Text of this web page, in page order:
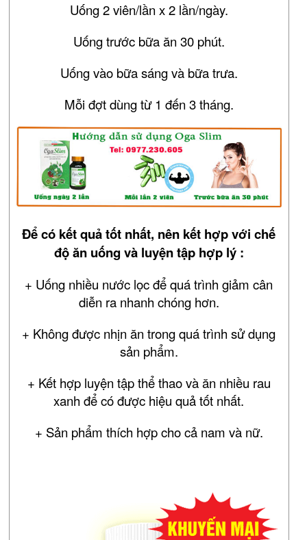
Uống 2 viên/lần x 2 lần/ngày.
Uống trước bữa ăn 30 phút.
Uống vào bữa sáng và bữa trưa.
Mỗi đợt dùng từ 1 đến 3 tháng.
Để có kết quả tốt nhất, nên kết hợp với chế
độ ăn uống và luyện tập hợp lý :
+ Uống nhiều nước lọc để quá trình giảm cân
diễn ra nhanh chóng hơn.
+ Không được nhịn ăn trong quá trình sử dụng
sản phẩm.
+ Kết hợp luyện tập thể thao và ăn nhiều rau
xanh để có được hiệu quả tốt nhất.
+ Sản phẩm thích hợp cho cả nam và nữ.